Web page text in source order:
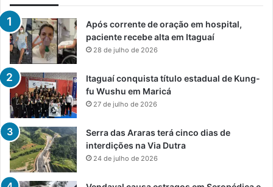
Após corrente de oração em hospital,
paciente recebe alta em Itaguaí
28 de julho de 2026
Itaguaí conquista título estadual de Kung-
fu Wushu em Maricá
27 de julho de 2026
Serra das Araras terá cinco dias de
interdições na Via Dutra
24 de julho de 2026